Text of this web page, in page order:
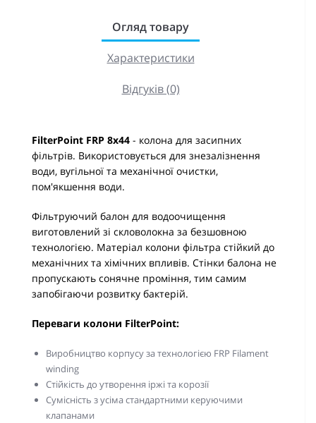
Огляд товару
Характеристики
Відгуків (0)
FilterPoint FRP 8х44 - колона для засипних
фільтрів. Використовується для знезалізнення
води, вугільної та механічної очистки,
пом'якшення води.
Фільтруючий балон для водоочищення
виготовлений зі скловолокна за безшовною
технологією. Матеріал колони фільтра стійкий до
механічних та хімічних впливів. Стінки балона не
пропускають сонячне проміння, тим самим
запобігаючи розвитку бактерій.
Переваги колони FilterPoint:
Виробництво корпусу за технологією FRP Filament
winding
Стійкість до утворення іржі та корозії
Сумісність з усіма стандартними керуючими
клапанами